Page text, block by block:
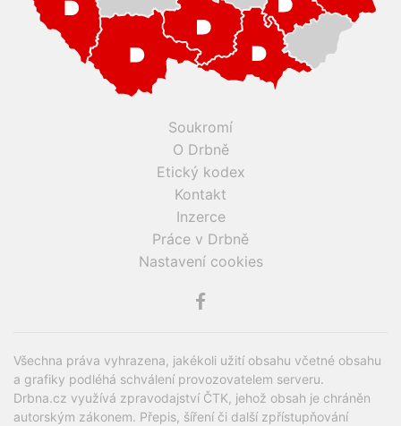
Soukromí
O Drbně
Etický kodex
Kontakt
Inzerce
Práce v Drbně
Nastavení cookies
Všechna práva vyhrazena, jakékoli užití obsahu včetné obsahu
a grafiky podléhá schválení provozovatelem serveru.
Drbna.cz využívá zpravodajství ČTK, jehož obsah je chráněn
autorským zákonem. Přepis, šíření či další zpřístupňování